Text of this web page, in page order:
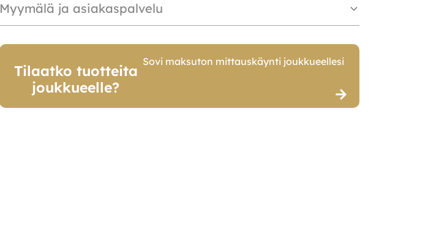
Myymälä ja asiakaspalvelu
Tilaatko tuotteita
joukkueelle?
Sovi maksuton mittauskäynti joukkueellesi